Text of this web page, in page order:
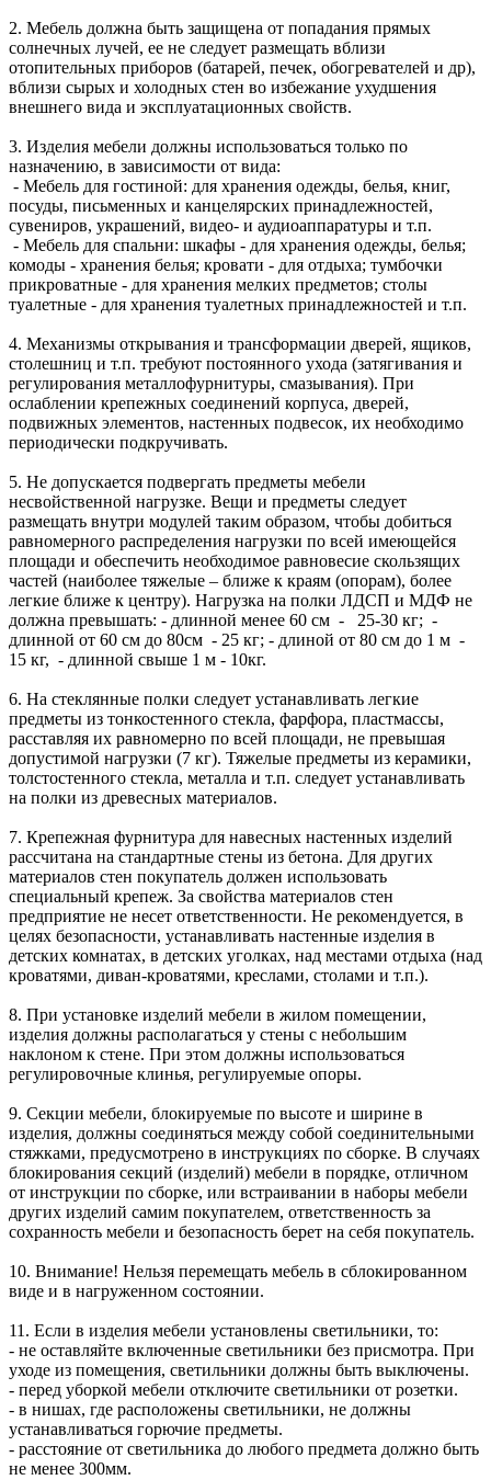
2. Мебель должна быть защищена от попадания прямых
солнечных лучей, ее не следует размещать вблизи
отопительных приборов (батарей, печек, обогревателей и др),
вблизи сырых и холодных стен во избежание ухудшения
внешнего вида и эксплуатационных свойств.
3. Изделия мебели должны использоваться только по
назначению, в зависимости от вида:
- Мебель для гостиной: для хранения одежды, белья, книг,
посуды, письменных и канцелярских принадлежностей,
сувениров, украшений, видео- и аудиоаппаратуры и т.п.
- Мебель для спальни: шкафы - для хранения одежды, белья;
комоды - хранения белья; кровати - для отдыха; тумбочки
прикроватные - для хранения мелких предметов; столы
туалетные - для хранения туалетных принадлежностей и т.п.
4. Механизмы открывания и трансформации дверей, ящиков,
столешниц и т.п. требуют постоянного ухода (затягивания и
регулирования металлофурнитуры, смазывания). При
ослаблении крепежных соединений корпуса, дверей,
подвижных элементов, настенных подвесок, их необходимо
периодически подкручивать.
5. Не допускается подвергать предметы мебели
несвойственной нагрузке. Вещи и предметы следует
размещать внутри модулей таким образом, чтобы добиться
равномерного распределения нагрузки по всей имеющейся
площади и обеспечить необходимое равновесие скользящих
частей (наиболее тяжелые – ближе к краям (опорам), более
легкие ближе к центру). Нагрузка на полки ЛДСП и МДФ не
должна превышать: - длинной менее 60 см - 25-30 кг; -
длинной от 60 см до 80см - 25 кг; - длиной от 80 см до 1 м -
15 кг, - длинной свыше 1 м - 10кг.
6. На стеклянные полки следует устанавливать легкие
предметы из тонкостенного стекла, фарфора, пластмассы,
расставляя их равномерно по всей площади, не превышая
допустимой нагрузки (7 кг). Тяжелые предметы из керамики,
толстостенного стекла, металла и т.п. следует устанавливать
на полки из древесных материалов.
7. Крепежная фурнитура для навесных настенных изделий
рассчитана на стандартные стены из бетона. Для других
материалов стен покупатель должен использовать
специальный крепеж. За свойства материалов стен
предприятие не несет ответственности. Не рекомендуется, в
целях безопасности, устанавливать настенные изделия в
детских комнатах, в детских уголках, над местами отдыха (над
кроватями, диван-кроватями, креслами, столами и т.п.).
8. При установке изделий мебели в жилом помещении,
изделия должны располагаться у стены с небольшим
наклоном к стене. При этом должны использоваться
регулировочные клинья, регулируемые опоры.
9. Секции мебели, блокируемые по высоте и ширине в
изделия, должны соединяться между собой соединительными
стяжками, предусмотрено в инструкциях по сборке. В случаях
блокирования секций (изделий) мебели в порядке, отличном
от инструкции по сборке, или встраивании в наборы мебели
других изделий самим покупателем, ответственность за
сохранность мебели и безопасность берет на себя покупатель.
10. Внимание! Нельзя перемещать мебель в сблокированном
виде и в нагруженном состоянии.
11. Если в изделия мебели установлены светильники, то:
- не оставляйте включенные светильники без присмотра. При
уходе из помещения, светильники должны быть выключены.
- перед уборкой мебели отключите светильники от розетки.
- в нишах, где расположены светильники, не должны
устанавливаться горючие предметы.
- расстояние от светильника до любого предмета должно быть
не менее 300мм.